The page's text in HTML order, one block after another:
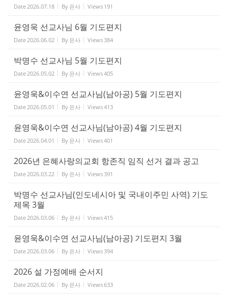
Date2026.07.18 By 은사 Views 191
윤영욱 선교사님 6월 기도편지
Date2026.06.02 By 은사 Views384
박명수 선교사님 5월 기도편지
Date2026.05.02 By 은사 Views405
윤영욱&이수연 선교사님(남아공) 5월 기도편지
Date2026.05.01 By 은사 Views413
윤영욱&이수연 선교사님(남아공) 4월 기도편지
Date2026.04.01 By 은사 Views401
2026년 은혜사랑의교회 항존직 임직 선거 결과 공고
Date2026.03.22 By 은사 Views391
박명수 선교사님(인도네시아 및 국내이주민 사역) 기도
제목 3월
Date2026.03.06 By 은사 Views415
윤영욱&이수연 선교사님(남아공) 기도편지 3월
Date2026.03.06 By 은사 Views394
2026 설 가정예배 순서지
Date2026.02.06 By 은사 Views633